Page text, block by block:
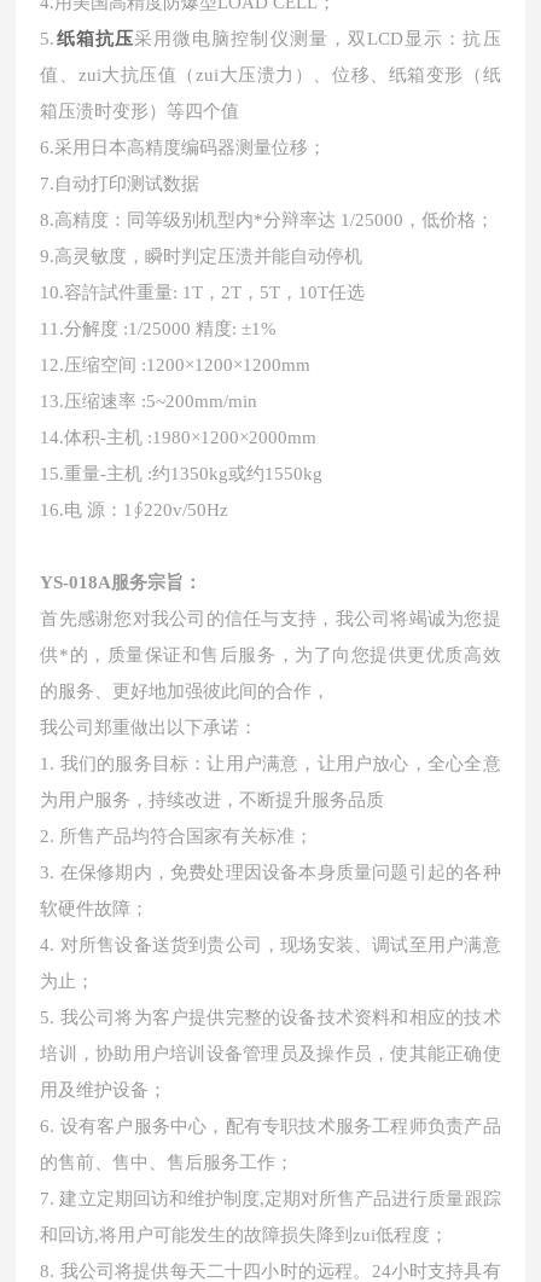
5.纸箱抗压采用微电脑控制仪测量，双LCD显示：抗压
值、zui大抗压值（zui大压溃力）、位移、纸箱变形（纸
箱压溃时变形）等四个值
6.采用日本高精度编码器测量位移；
7.自动打印测试数据
8.高精度：同等级别机型内*分辩率达 1/25000，低价格；
9.高灵敏度，瞬时判定压溃并能自动停机
10.容許試件重量: 1T，2T，5T，10T任选
11.分解度 :1/25000 精度: ±1%
12.压缩空间 :1200×1200×1200mm
13.压缩速率 :5~200mm/min
14.体积-主机 :1980×1200×2000mm
15.重量-主机 :约1350kg或约1550kg
16.电 源：1∮220v/50Hz
YS-018A 服务宗旨：
首先感谢您对我公司的信任与支持，我公司将竭诚为您提
供*的，质量保证和售后服务，为了向您提供更优质高效
的服务、更好地加强彼此间的合作，
我公司郑重做出以下承诺：
1. 我们的服务目标：让用户满意，让用户放心，全心全意
为用户服务，持续改进，不断提升服务品质
2. 所售产品均符合国家有关标准；
3. 在保修期内，免费处理因设备本身质量问题引起的各种
软硬件故障；
4. 对所售设备送货到贵公司，现场安装、调试至用户满意
为止；
5. 我公司将为客户提供完整的设备技术资料和相应的技术
培训，协助用户培训设备管理员及操作员，使其能正确使
用及维护设备；
6. 设有客户服务中心，配有专职技术服务工程师负责产品
的售前、售中、售后服务工作；
7. 建立定期回访和维护制度,定期对所售产品进行质量跟踪
和回访,将用户可能发生的故障损失降到zui低程度；
8. 我公司将提供每天二十四小时的远程。24小时支持具有